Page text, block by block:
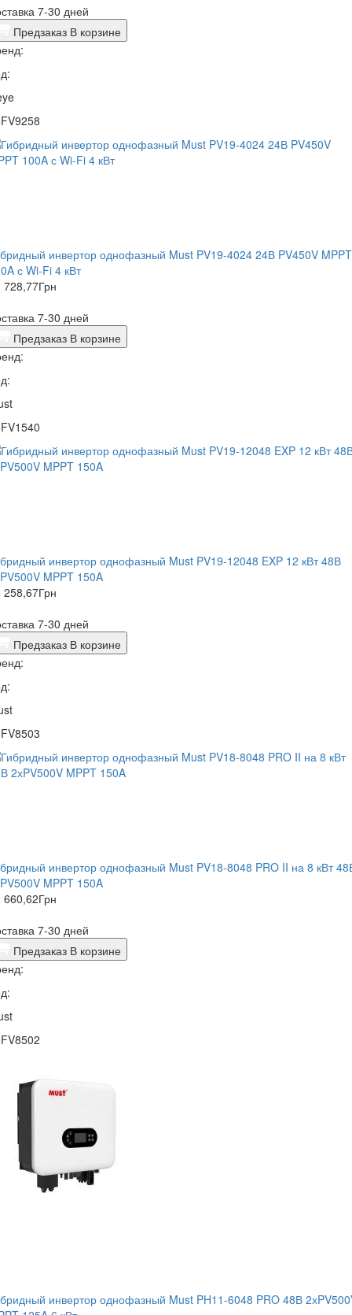
7-30 дней
Предзаказ В корзине
инвертор однофазный Must PV19-4024 24В PV450V MPPT
с Wi-Fi 4 кВт
728,77Грн
7-30 дней
Предзаказ В корзине
инвертор однофазный Must PV19-12048 EXP 12 кВт 48В
MPPT 150A
258,67Грн
7-30 дней
Предзаказ В корзине
инвертор однофазный Must PV18-8048 PRO II на 8 кВт
MPPT 150A
660,62Грн
7-30 дней
Предзаказ В корзине
инвертор однофазный Must PH11-6048 PRO 48В